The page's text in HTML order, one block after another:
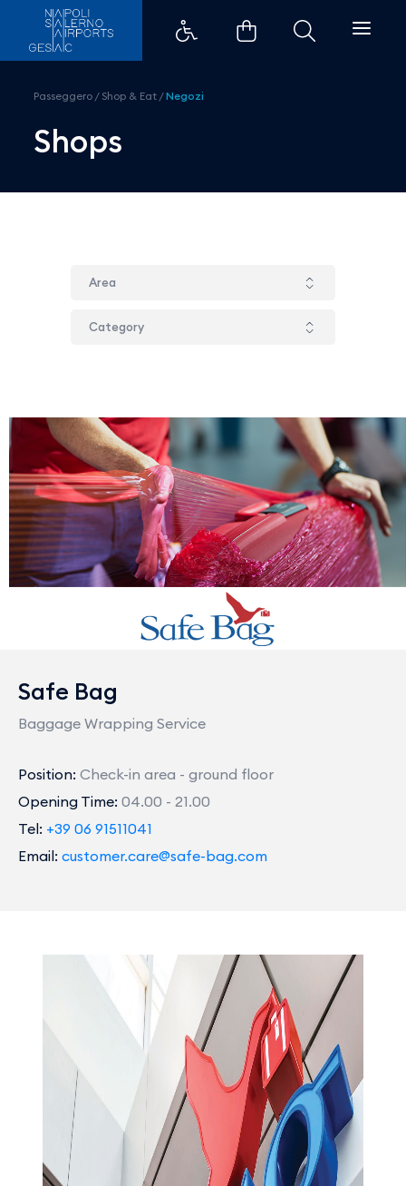
Safe Bag - Aeroporti di Napoli
Passeggero / Shop & Eat /Negozi
Shops
Safe Bag
Baggage Wrapping Service
Position: Check-in area - ground floor
Opening Time: 04.00 - 21.00
Tel: +39 06 91511041
Email: customer.care@safe-bag.com